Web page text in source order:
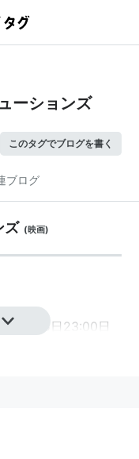
ーションズ
このタグでブログを書く
ブログ
ズ (映画)
11月5日23:00日